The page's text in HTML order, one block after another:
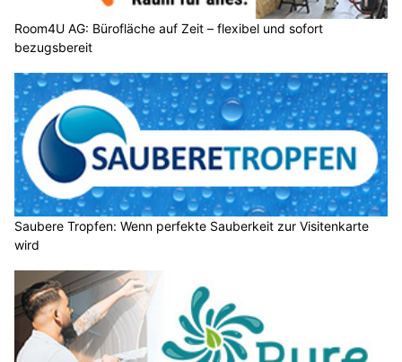
Room4U AG: Bürofläche auf Zeit – flexibel und sofort
bezugsbereit
Saubere Tropfen: Wenn perfekte Sauberkeit zur Visitenkarte
wird